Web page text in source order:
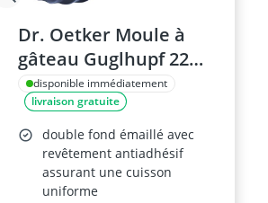
Dr. Oetker Moule à
gâteau Guglhupf 22
cmdisponible immédiatement
livraison gratuite
double fond émaillé avec
revêtement antiadhésif
assurant une cuisson
uniforme